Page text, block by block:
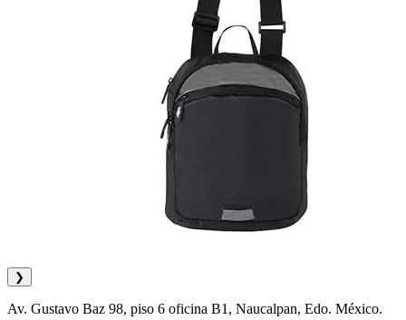
❯
Av. Gustavo Baz 98, piso 6 oficina B1, Naucalpan, Edo. México.